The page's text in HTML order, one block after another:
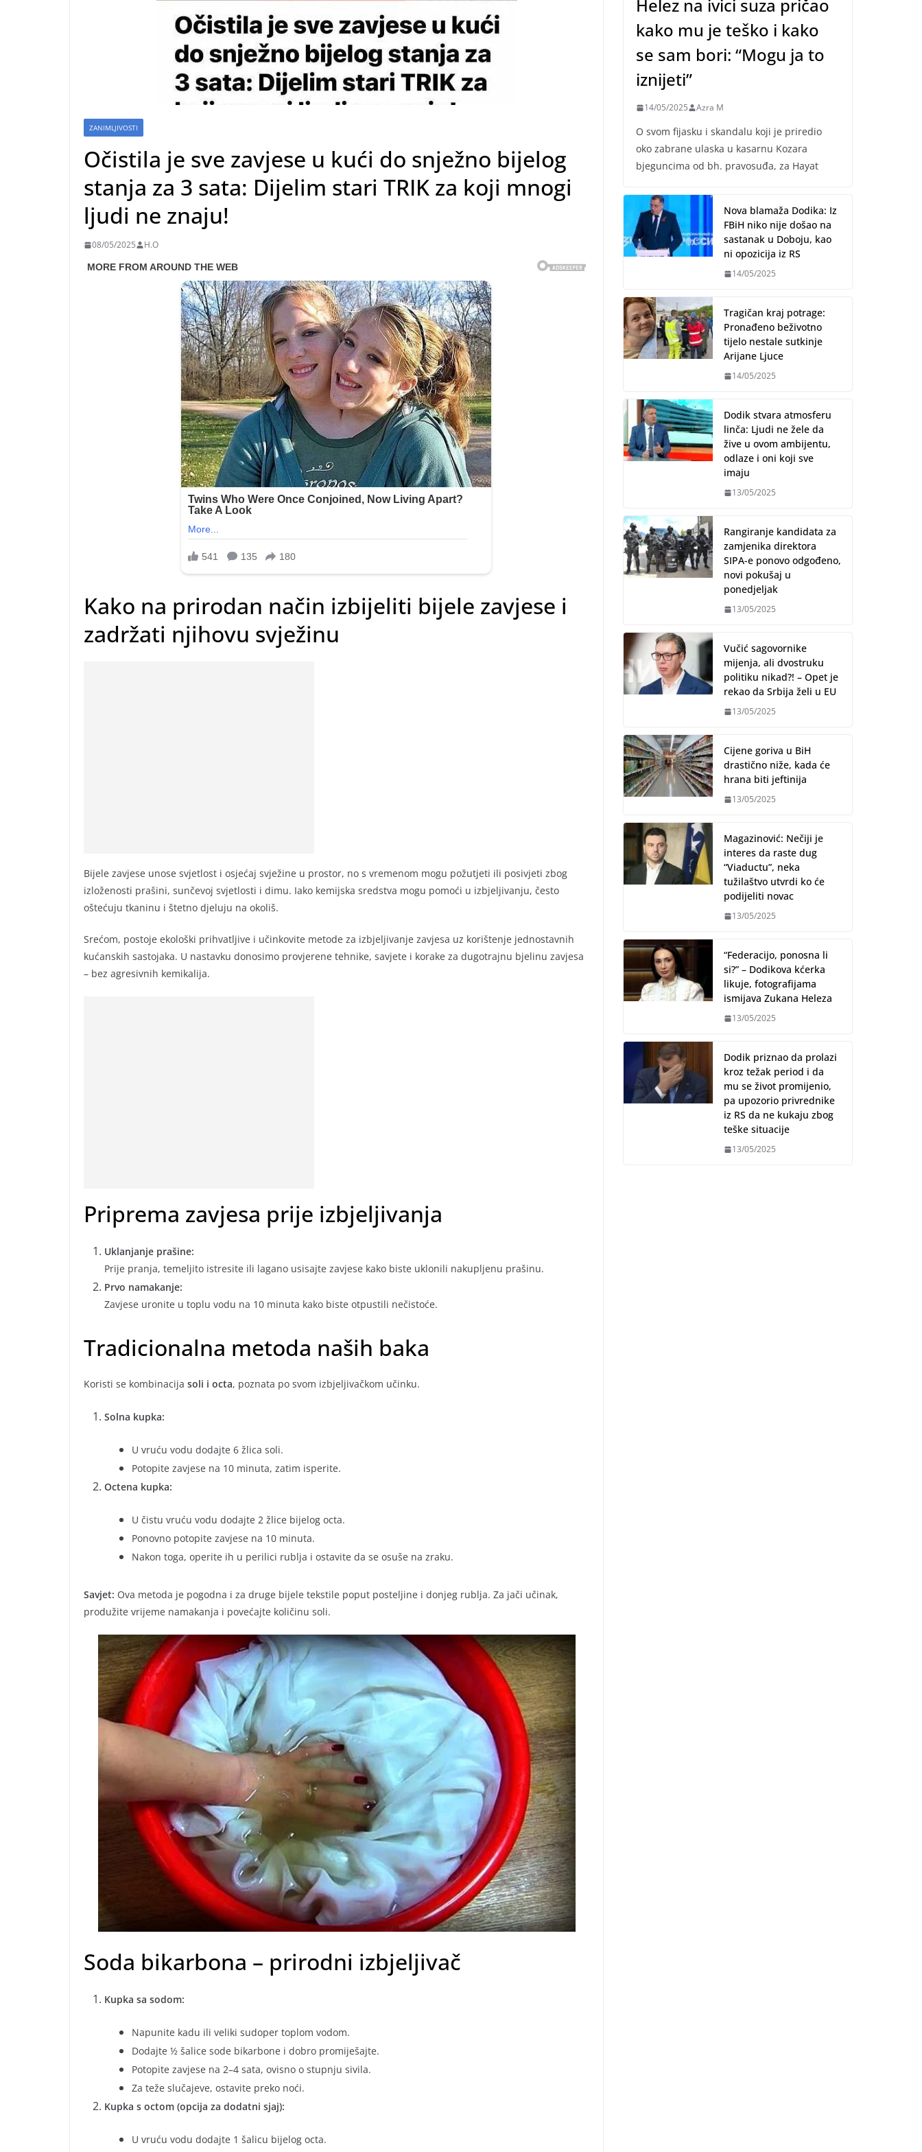
ZANIMLJIVOSTI
Očistila je sve zavjese u kući do snježno bijelog
stanja za 3 sata: Dijelim stari TRIK za koji mnogi
ljudi ne znaju!
08/05/2025 H.O
Kako na prirodan način izbijeliti bijele zavjese i
zadržati njihovu svježinu
Bijele zavjese unose svjetlost i osjećaj svježine u prostor, no s vremenom mogu požutjeti ili posivjeti zbog
izloženosti prašini, sunčevoj svjetlosti i dimu. Iako kemijska sredstva mogu pomoći u izbjeljivanju, često
oštećuju tkaninu i štetno djeluju na okoliš.
Srećom, postoje ekološki prihvatljive i učinkovite metode za izbjeljivanje zavjesa uz korištenje jednostavnih
kućanskih sastojaka. U nastavku donosimo provjerene tehnike, savjete i korake za dugotrajnu bjelinu zavjesa
– bez agresivnih kemikalija.
Priprema zavjesa prije izbjeljivanja
Uklanjanje prašine:
Prije pranja, temeljito istresite ili lagano usisajte zavjese kako biste uklonili nakupljenu prašinu.
Prvo namakanje:
Zavjese uronite u toplu vodu na 10 minuta kako biste otpustili nečistoće.
Tradicionalna metoda naših baka
Koristi se kombinacija soli i octa, poznata po svom izbjeljivačkom učinku.
Solna kupka:
U vruću vodu dodajte 6 žlica soli.
Potopite zavjese na 10 minuta, zatim isperite.
Octena kupka:
U čistu vruću vodu dodajte 2 žlice bijelog octa.
Ponovno potopite zavjese na 10 minuta.
Nakon toga, operite ih u perilici rublja i ostavite da se osuše na zraku.
Savjet: Ova metoda je pogodna i za druge bijele tekstile poput posteljine i donjeg rublja. Za jači učinak,
produžite vrijeme namakanja i povećajte količinu soli.
Soda bikarbona – prirodni izbjeljivač
Kupka sa sodom:
Napunite kadu ili veliki sudoper toplom vodom.
Dodajte ½ šalice sode bikarbone i dobro promiješajte.
Potopite zavjese na 2–4 sata, ovisno o stupnju sivila.
Za teže slučajeve, ostavite preko noći.
Kupka s octom (opcija za dodatni sjaj):
U vruću vodu dodajte 1 šalicu bijelog octa.
Helez na ivici suza pričao
kako mu je teško i kako
se sam bori: “Mogu ja to
iznijeti”
14/05/2025 Azra M
O svom fijasku i skandalu koji je priredio
oko zabrane ulaska u kasarnu Kozara
bjeguncima od bh. pravosuđa, za Hayat
Nova blamaža Dodika: Iz
FBiH niko nije došao na
sastanak u Doboju, kao
ni opozicija iz RS
14/05/2025
Tragičan kraj potrage:
Pronađeno beživotno
tijelo nestale sutkinje
Arijane Ljuce
14/05/2025
Dodik stvara atmosferu
linča: Ljudi ne žele da
žive u ovom ambijentu,
odlaze i oni koji sve
imaju
13/05/2025
Rangiranje kandidata za
zamjenika direktora
SIPA-e ponovo odgođeno,
novi pokušaj u
ponedjeljak
13/05/2025
Vučić sagovornike
mijenja, ali dvostruku
politiku nikad?! – Opet je
rekao da Srbija želi u EU
13/05/2025
Cijene goriva u BiH
drastično niže, kada će
hrana biti jeftinija
13/05/2025
Magazinović: Nečiji je
interes da raste dug
“Viaductu”, neka
tužilaštvo utvrdi ko će
podijeliti novac
13/05/2025
“Federacijo, ponosna li
si?” – Dodikova kćerka
likuje, fotografijama
ismijava Zukana Heleza
13/05/2025
Dodik priznao da prolazi
kroz težak period i da
mu se život promijenio,
pa upozorio privrednike
iz RS da ne kukaju zbog
teške situacije
13/05/2025